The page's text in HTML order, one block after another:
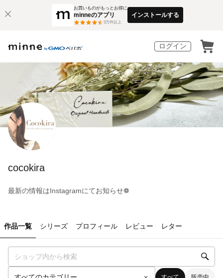
お買いものがもっとお得に
minneのアプリ
3万件以上
インストールする
ログイン
cocokira
最新の情報はInstagramにてお知らせ❁
作品一覧 シリーズ プロフィール レビュー レター